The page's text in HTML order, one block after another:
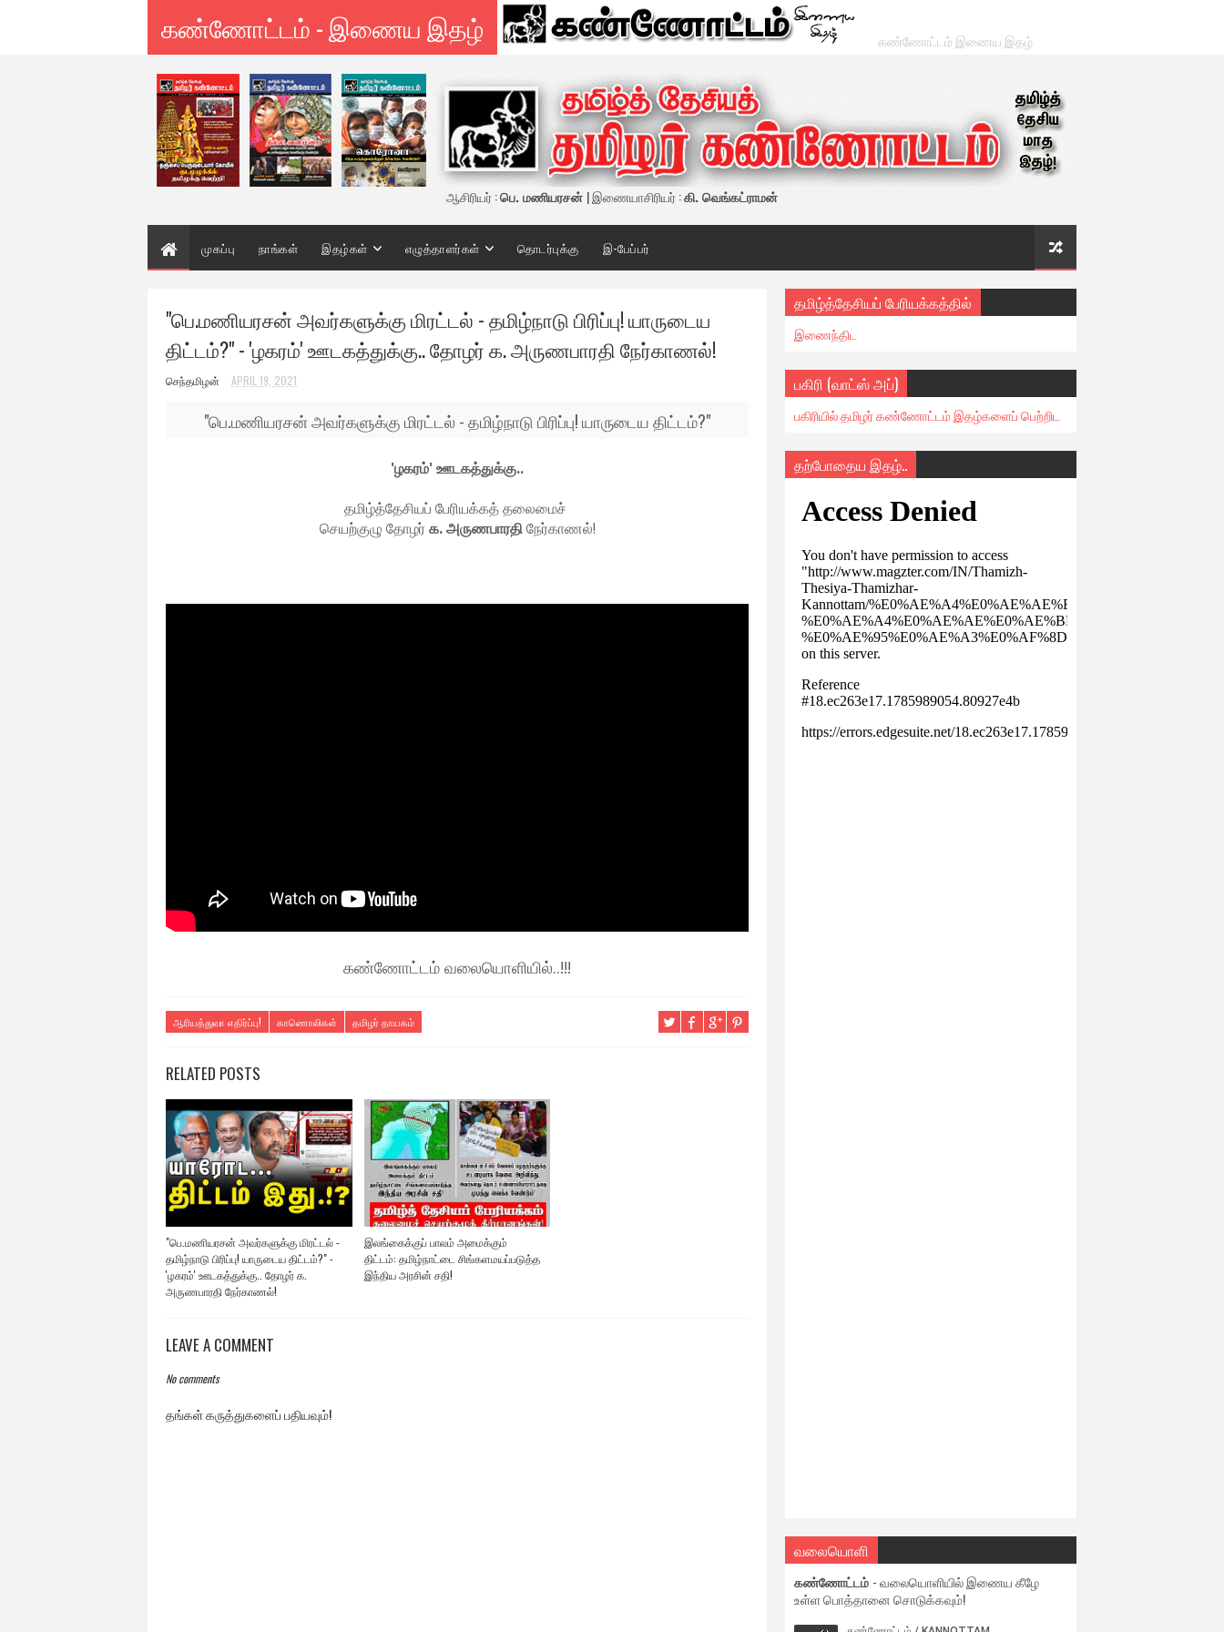
கண்ணோட்டம் - இணைய இதழ் கண்ணோட்டம் இணைய இதழ்
ஆசிரியர் :பெ. மணியரசன் | இணையாசிரியர் :கி. வெங்கட்ராமன்
முகப்பு நாங்கள் இதழ்கள் எழுத்தாளர்கள் தொடர்புக்கு இ-பேப்பர்
"பெ.மணியரசன் அவர்களுக்கு மிரட்டல் - தமிழ்நாடு பிரிப்பு! யாருடைய
திட்டம்?" - 'ழகரம்' ஊடகத்துக்கு.. தோழர் க. அருணபாரதி நேர்காணல்!
செந்தமிழன் APRIL 19, 2021
"பெ.மணியரசன் அவர்களுக்கு மிரட்டல் - தமிழ்நாடு பிரிப்பு! யாருடைய திட்டம்?"
'ழகரம்' ஊடகத்துக்கு..
தமிழ்த்தேசியப் பேரியக்கத் தலைமைச்
செயற்குழு தோழர்க. அருணபாரதிநேர்காணல்!
கண்ணோட்டம் வலையொளியில்..!!!
ஆரியத்துவா எதிர்ப்பு! காணொலிகள் தமிழர் தாயகம்
RELATED POSTS
"பெ.மணியரசன் அவர்களுக்கு மிரட்டல் -
தமிழ்நாடு பிரிப்பு! யாருடைய திட்டம்?" -
'ழகரம்' ஊடகத்துக்கு.. தோழர் க.
அருணபாரதி நேர்காணல்!
இலங்கைக்குப் பாலம் அமைக்கும்
திட்டம்: தமிழ்நாட்டை சிங்களமயப்படுத்த
இந்திய அரசின் சதி!
LEAVE A COMMENT
No comments
தங்கள் கருத்துகளைப் பதியவும்!
தமிழ்த்தேசியப் பேரியக்கத்தில்
இணைந்திட
பகிரி (வாட்ஸ் அப்)
பகிரியில் தமிழர் கண்ணோட்டம் இதழ்களைப் பெற்றிட
தற்போதைய இதழ்..
வலையொளி
கண்ணோட்டம் - வலையொளியில் இணைய கீழே
உள்ள பொத்தானை சொடுக்கவும்!